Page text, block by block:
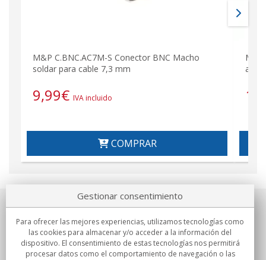
M&P C.BNC.AC7M-S Conector BNC Macho
soldar para cable 7,3 mm
9,99€ IVA incluido
COMPRAR
Sobre nosotros
Compromisos
Gestionar consentimiento
Para ofrecer las mejores experiencias, utilizamos tecnologías como
las cookies para almacenar y/o acceder a la información del
dispositivo. El consentimiento de estas tecnologías nos permitirá
procesar datos como el comportamiento de navegación o las